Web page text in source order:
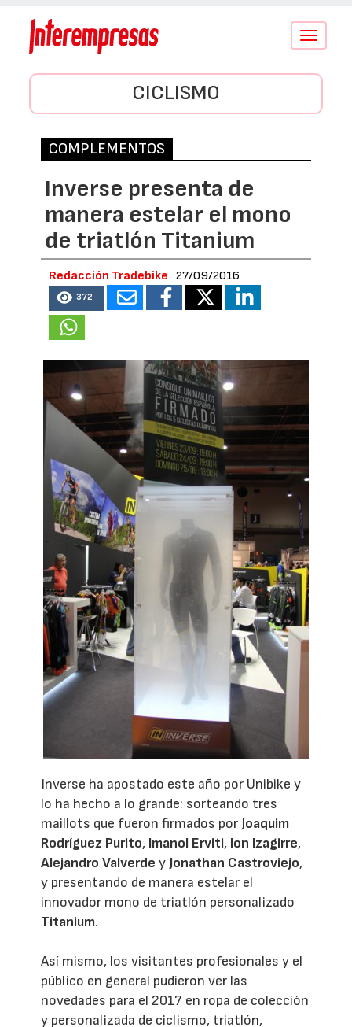
Conmutar
CICLISMO
COMPLEMENTOS
Inverse presenta de
manera estelar el mono
de triatlón Titanium
Redacción Tradebike 27/09/2016
372
Inverse ha apostado este año por Unibike y
lo ha hecho a lo grande: sorteando tres
maillots que fueron firmados por Joaquim
Rodríguez Purito, Imanol Erviti, Ion Izagirre,
Alejandro Valverde yJonathan Castroviejo,
y presentando de manera estelar el
innovador mono de triatlón personalizado
Titanium.
Así mismo, los visitantes profesionales y el
público en general pudieron ver las
novedades para el 2017 en ropa de colección
y personalizada de ciclismo, triatlón,